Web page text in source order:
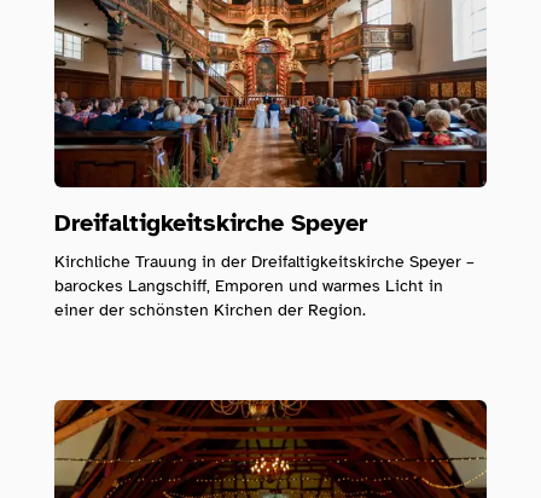
Dreifaltigkeitskirche Speyer
Kirchliche Trauung in der Dreifaltigkeitskirche Speyer –
barockes Langschiff, Emporen und warmes Licht in
einer der schönsten Kirchen der Region.